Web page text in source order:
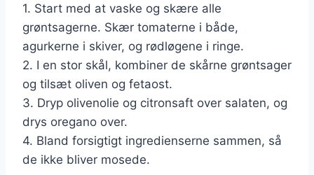
1. Start med at vaske og skære alle
grøntsagerne. Skær tomaterne i både,
agurkerne i skiver, og rødløgene i ringe.
2. I en stor skål, kombiner de skårne grøntsager
og tilsæt oliven og fetaost.
3. Dryp olivenolie og citronsaft over salaten, og
drys oregano over.
4. Bland forsigtigt ingredienserne sammen, så
de ikke bliver mosede.